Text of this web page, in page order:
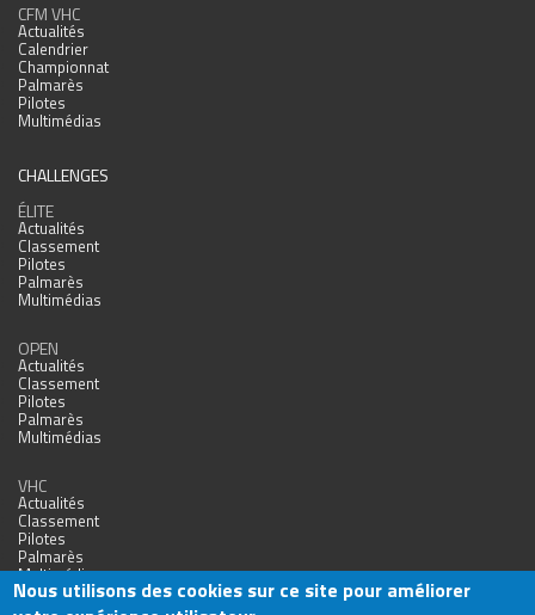
CFM VHC
Actualités
Calendrier
Championnat
Palmarès
Pilotes
Multimédias
CHALLENGES
ÉLITE
Actualités
Classement
Pilotes
Palmarès
Multimédias
OPEN
Actualités
Classement
Pilotes
Palmarès
Multimédias
VHC
Actualités
Classement
Pilotes
Palmarès
Multimédias
Nous utilisons des cookies sur ce site pour améliorer